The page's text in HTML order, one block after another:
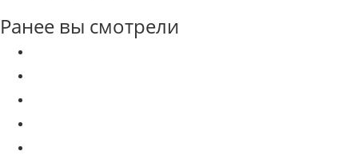
Ранее вы смотрели